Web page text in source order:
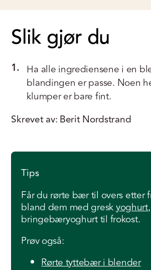
Slik gjør du
1. Ha alle ingrediensene i en
blandingen er passe. Noen
klumper er bare fint.
Skrevet av: Berit Nordstrand
Tips
Får du rørte bær til overs etter
bland dem med greskyoghurt
bringebæryoghurt til frokost.
Prøv også:
Rørte tyttebær i blender